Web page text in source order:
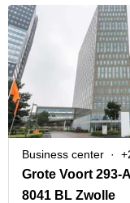
Business center
Grote Voort 293-
8041 BL Zwolle